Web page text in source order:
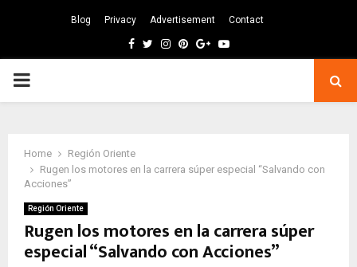
Blog Privacy Advertisement Contact
Facebook
TwitterInstagram
Pinterest
GoogleYoutube
PRIMARY
Home
Región Oriente
Rugen los motores en la carrera súper especial “Salvando con
Acciones”
Región Oriente
Rugen los motores en la carrera súper
especial “Salvando con Acciones”